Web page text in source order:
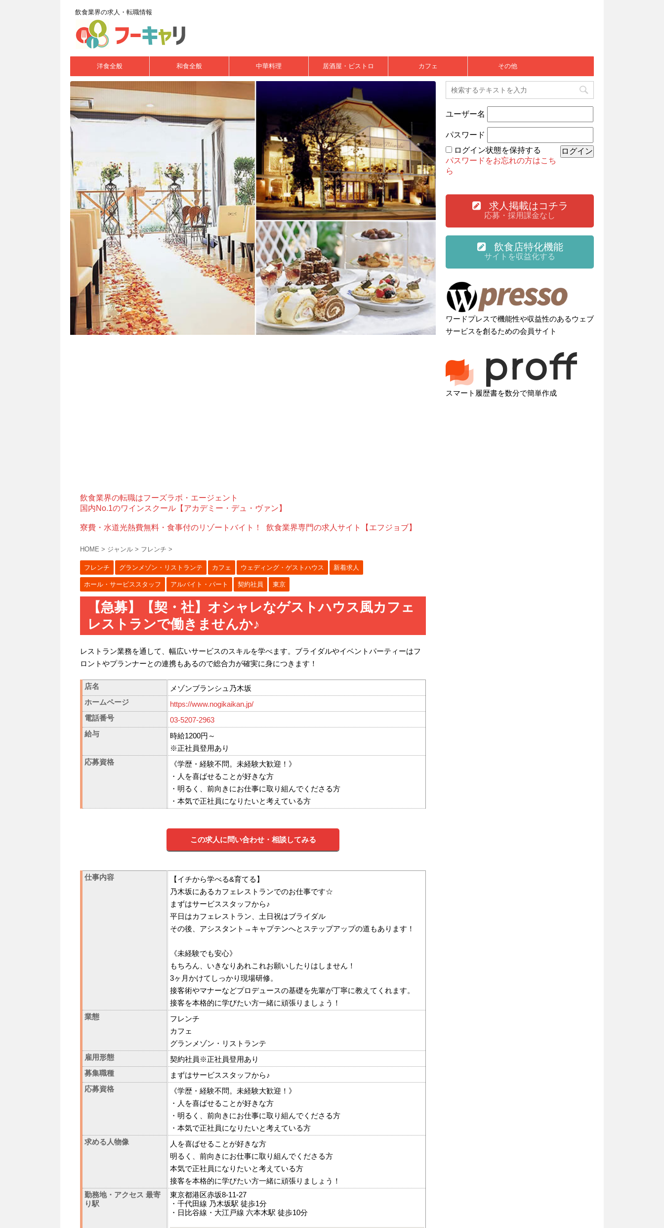
飲食業界の求人・転職情報
洋食全般 和食全般 中華料理 居酒屋・ビストロ カフェ その他
飲食業界の転職はフーズラボ・エージェント
国内No.1のワインスクール【アカデミー・デュ・ヴァン】
寮費・水道光熱費無料・食事付のリゾートバイト！ 飲食業界専門の求人サイト【エフジョブ】
HOME > ジャンル > フレンチ >
フレンチ グランメゾン・リストランテ カフェ ウェディング・ゲストハウス 新着求人
ホール・サービススタッフ アルバイト・パート 契約社員 東京
【急募】【契・社】オシャレなゲストハウス風カフェ
レストランで働きませんか♪
レストラン業務を通して、幅広いサービスのスキルを学べます。ブライダルやイベントパーティーはフ
ロントやプランナーとの連携もあるので総合力が確実に身につきます！
店名
メゾンブランシュ乃木坂
ホームページ
https://www.nogikaikan.jp/
電話番号
03-5207-2963
給与
時給1200円～
※正社員登用あり
応募資格
《学歴・経験不問。未経験大歓迎！》
・人を喜ばせることが好きな方
・明るく、前向きにお仕事に取り組んでくださる方
・本気で正社員になりたいと考えている方
この求人に問い合わせ・相談してみる
仕事内容
【イチから学べる&育てる】
乃木坂にあるカフェレストランでのお仕事です☆
まずはサービススタッフから♪
平日はカフェレストラン、土日祝はブライダル
その後、アシスタント→キャプテンへとステップアップの道もあります！
《未経験でも安心》
もちろん、いきなりあれこれお願いしたりはしません！
3ヶ月かけてしっかり現場研修。
接客術やマナーなどプロデュースの基礎を先輩が丁寧に教えてくれます。
接客を本格的に学びたい方一緒に頑張りましょう！
業態
フレンチ
カフェ
グランメゾン・リストランテ
雇用形態
契約社員※正社員登用あり
募集職種
まずはサービススタッフから♪
応募資格
《学歴・経験不問。未経験大歓迎！》
・人を喜ばせることが好きな方
・明るく、前向きにお仕事に取り組んでくださる方
・本気で正社員になりたいと考えている方
求める人物像
人を喜ばせることが好きな方
明るく、前向きにお仕事に取り組んでくださる方
本気で正社員になりたいと考えている方
接客を本格的に学びたい方一緒に頑張りましょう！
勤務地・アクセス 最寄
り駅
東京都港区赤坂8-11-27
・千代田線 乃木坂駅 徒歩1分
・日比谷線・大江戸線 六本木駅 徒歩10分
ユーザー名
パスワード
ログイン状態を保持する
パスワードをお忘れの方はこち
ら
求人掲載はコチラ
応募・採用課金なし
飲食店特化機能
サイトを収益化する
ワードプレスで機能性や収益性のあるウェブ
サービスを創るための会員サイト
スマート履歴書を数分で簡単作成